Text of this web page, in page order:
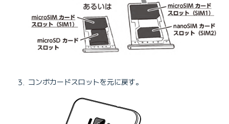
コンボカードスロットを元に戻す。